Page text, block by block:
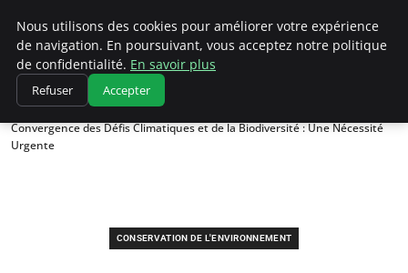
Climatedebtagents
Accueil
Conservation de l'environnement
Convergence des Défis Climatiques et de la Biodiversité : Une Nécessité
Urgente
CONSERVATION DE L'ENVIRONNEMENT
Nous utilisons des cookies pour améliorer votre expérience
de navigation. En poursuivant, vous acceptez notre politique
de confidentialité. En savoir plus
Refuser Accepter